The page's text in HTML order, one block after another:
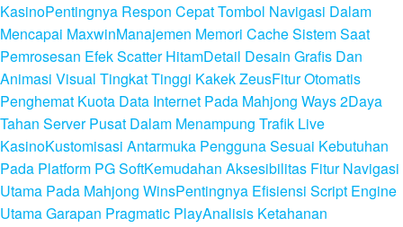
KasinoPentingnya Respon Cepat Tombol Navigasi Dalam
Mencapai MaxwinManajemen Memori Cache Sistem Saat
Pemrosesan Efek Scatter HitamDetail Desain Grafis Dan
Animasi Visual Tingkat Tinggi Kakek ZeusFitur Otomatis
Penghemat Kuota Data Internet Pada Mahjong Ways 2Daya
Tahan Server Pusat Dalam Menampung Trafik Live
KasinoKustomisasi Antarmuka Pengguna Sesuai Kebutuhan
Pada Platform PG SoftKemudahan Aksesibilitas Fitur Navigasi
Utama Pada Mahjong WinsPentingnya Efisiensi Script Engine
Utama Garapan Pragmatic PlayAnalisis Ketahanan